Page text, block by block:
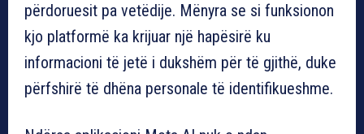
përdoruesit pa vetëdije. Mënyra se si funksionon
kjo platformë ka krijuar një hapësirë ku
informacioni të jetë i dukshëm për të gjithë, duke
përfshirë të dhëna personale të identifikueshme.